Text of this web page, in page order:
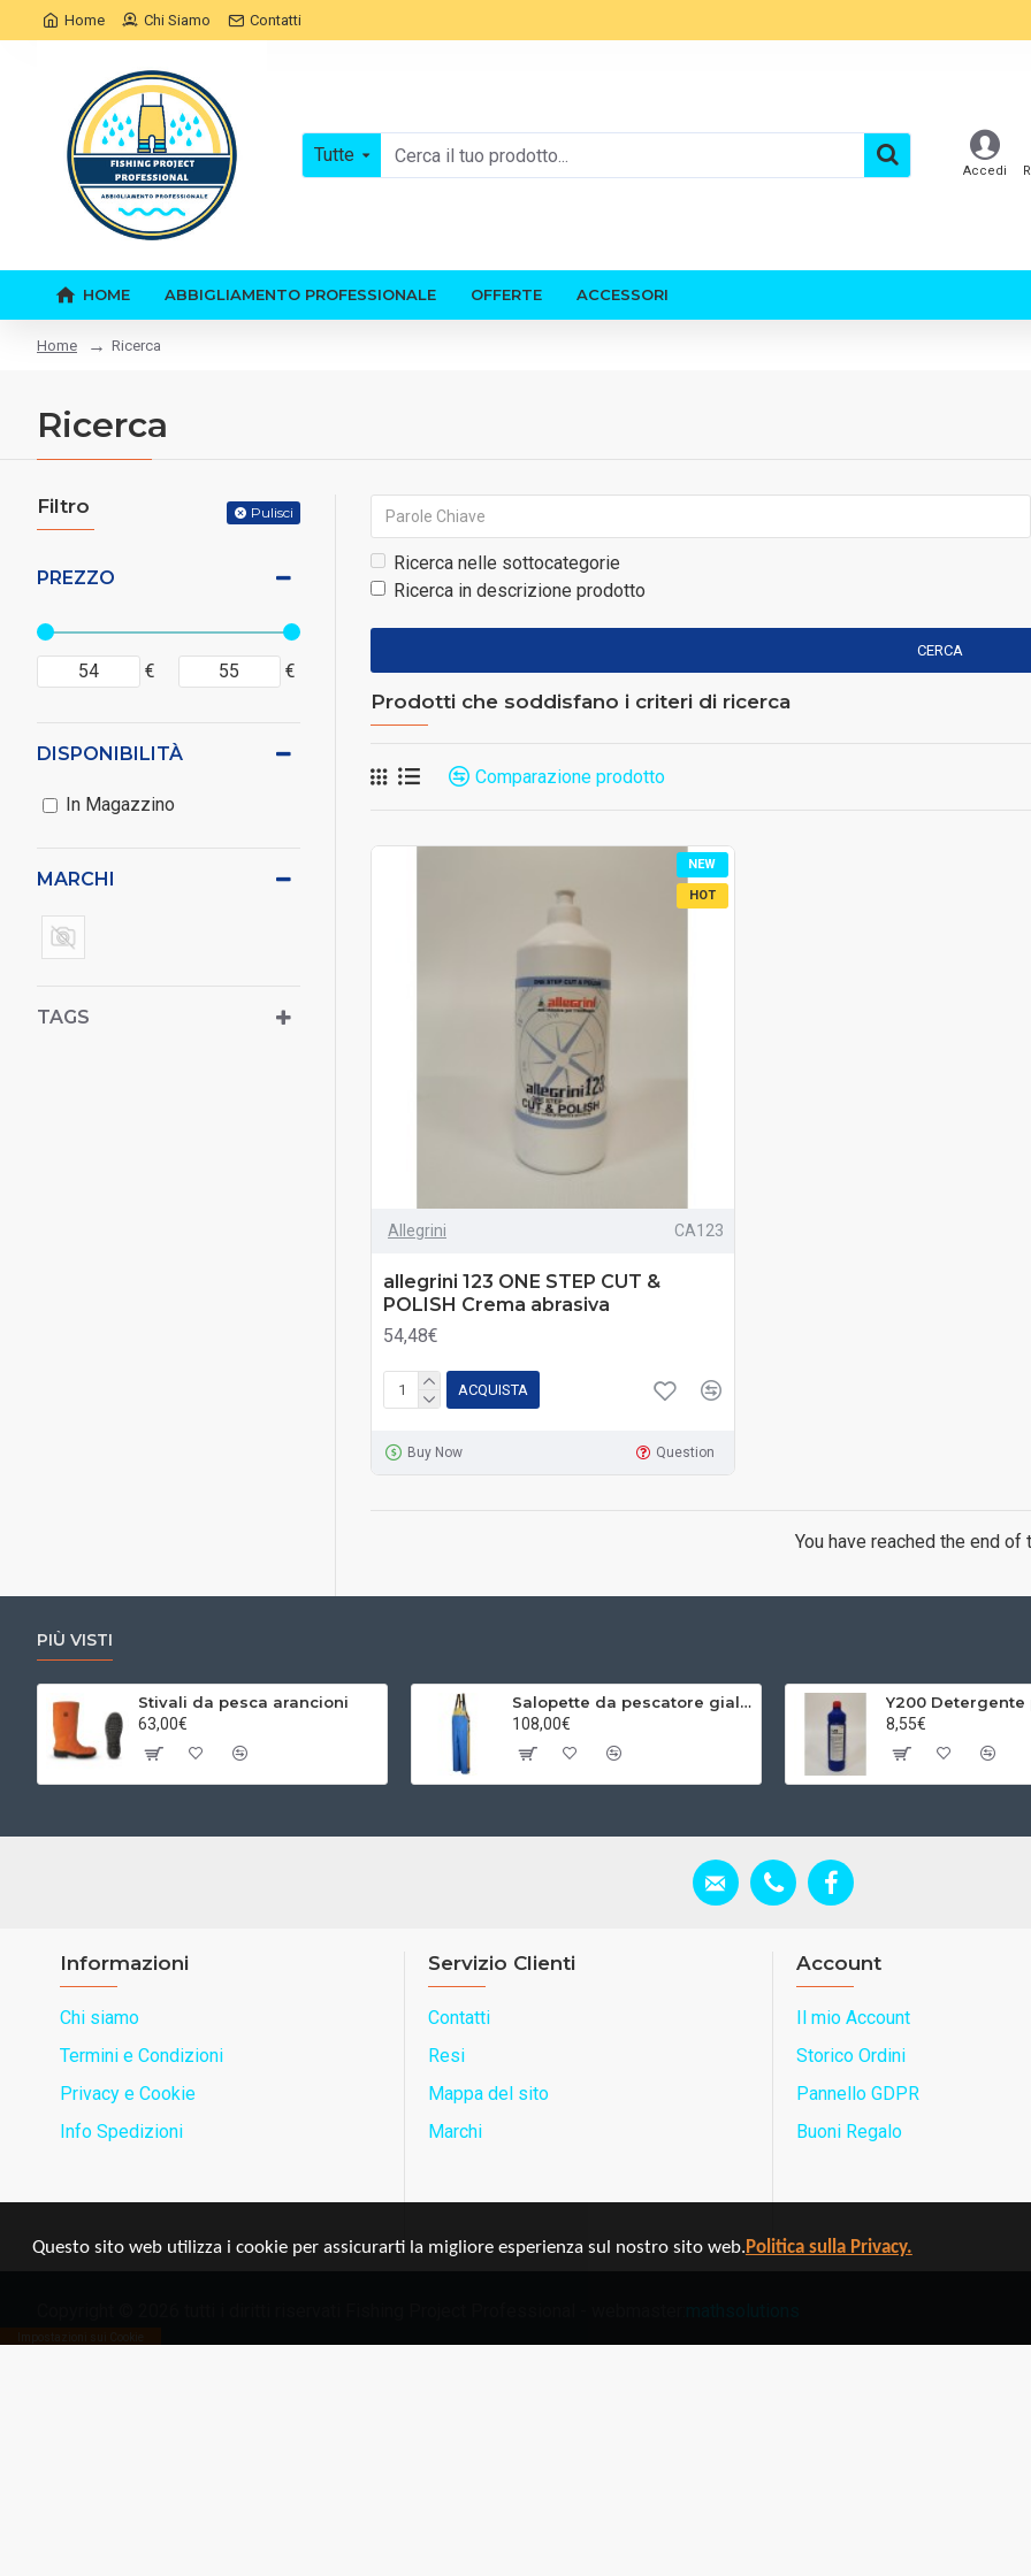
Home Chi Siamo Contatti
Tutte
Accedi
HOME ABBIGLIAMENTO PROFESSIONALE OFFERTE ACCESSORI
Home Ricerca
Ricerca
Filtro Pulisci
PREZZO
€ €
MARCHI
TAGS
DISPONIBILITÀ
In Magazzino
Ricerca nelle sottocategorie
Ricerca in descrizione prodotto
CERCA
Prodotti che soddisfano i criteri di ricerca
Comparazione prodotto
NEW
HOT
Allegrini CA123
allegrini 123 ONE STEP CUT &
POLISH Crema abrasiva
54,48€
ACQUISTA
Buy Now Question
You have reached the end of
PIÙ VISTI
Stivali da pesca arancioni
63,00€
Salopette da pescatore giallo/blu
108,00€
8,55€
Informazioni
Chi siamo
Termini e Condizioni
Privacy e Cookie
Info Spedizioni
Servizio Clienti
Contatti
Resi
Mappa del sito
Marchi
Account
Il mio Account
Storico Ordini
Pannello GDPR
Buoni Regalo
Questo sito web utilizza i cookie per assicurarti la migliore esperienza sul nostro sito web. Politica sulla Privacy.